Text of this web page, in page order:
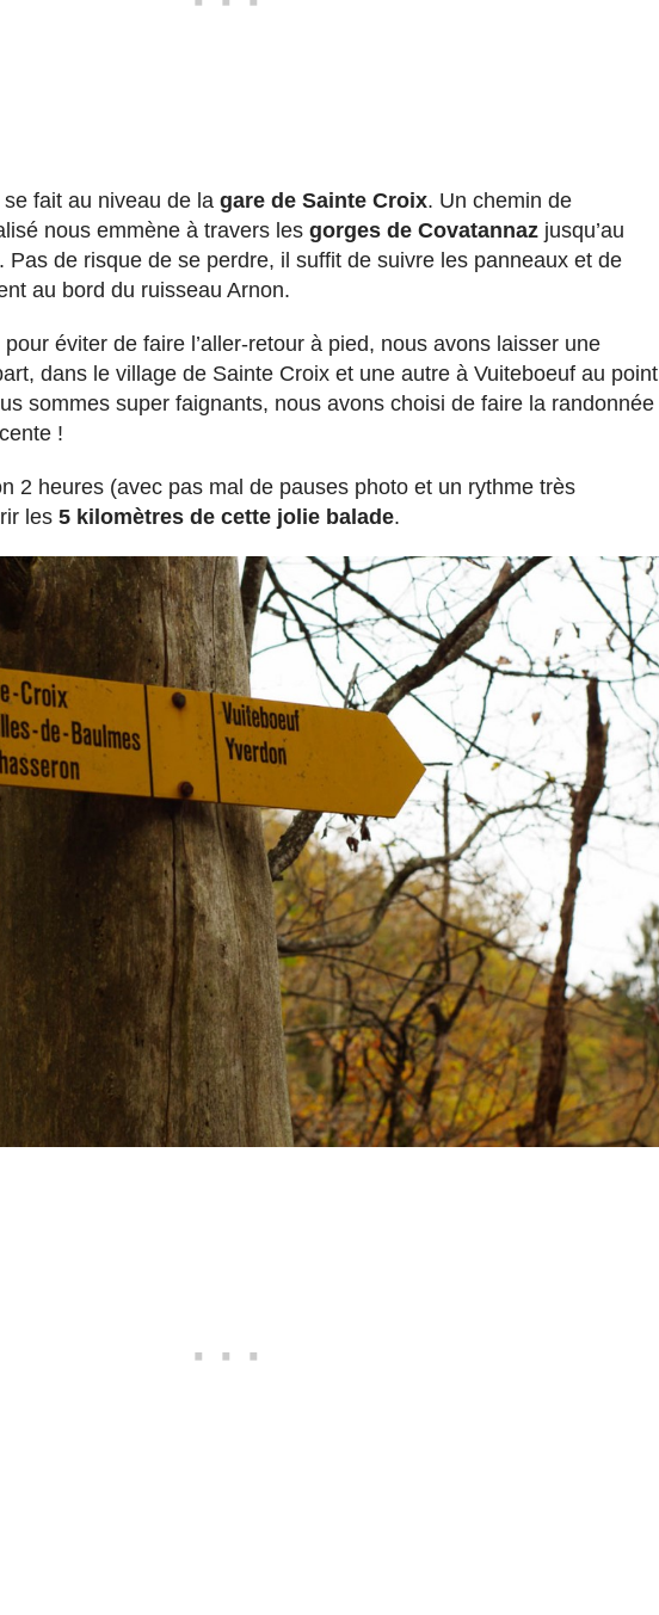
fait au niveau de la gare de Sainte Croix. Un chemin de
nous emmène à travers les gorges de Covatannaz jusqu’au
. Pas de risque de se perdre, il suffit de suivre les panneaux et de
au bord du ruisseau Arnon.
éviter de faire l’aller-retour à pied, nous avons laisser une
dans le village de Sainte Croix et une autre à Vuiteboeuf au point
sommes super faignants, nous avons choisi de faire la randonnée
!
2 heures (avec pas mal de pauses photo et un rythme très
les 5 kilomètres de cette jolie balade.